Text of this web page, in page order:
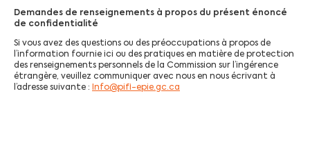
Demandes de renseignements à propos du présent énoncé
de confidentialité
Si vous avez des questions ou des préoccupations à propos de
l’information fournie ici ou des pratiques en matière de protection
des renseignements personnels de la Commission sur l’ingérence
étrangère, veuillez communiquer avec nous en nous écrivant à
l’adresse suivante : Info@pifi-epie.gc.ca